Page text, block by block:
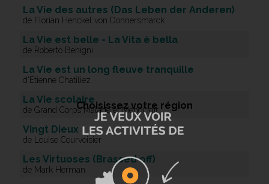
La Vie des autres (Das Leben der Anderen)
de Florian Henckel von Donnersmarck
La Vie est belle - La Vita è bella
de Roberto Benigni
La Vie est un long fleuve tranquille
d'Étienne Chatiliez
La Vie scolaire
de Grand Corps Malade et Mehdi Idir
Vingt Dieux
de Louise Courvoisier
Les Virtuoses (Brassed off)
de Mark Herman
Choisissez votre région